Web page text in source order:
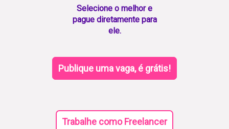
Selecione o melhor e
pague diretamente para
ele.
Publique uma vaga, é grátis!
Trabalhe como Freelancer